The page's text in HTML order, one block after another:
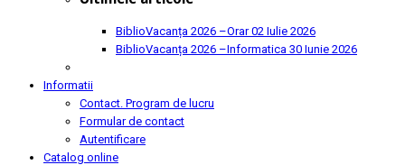
BiblioVacanța 2026 –Orar02 Iulie 2026
BiblioVacanța 2026 –Informatica 30 Iunie 2026
Informatii
Contact. Program de lucru
Formular de contact
Autentificare
Catalog online